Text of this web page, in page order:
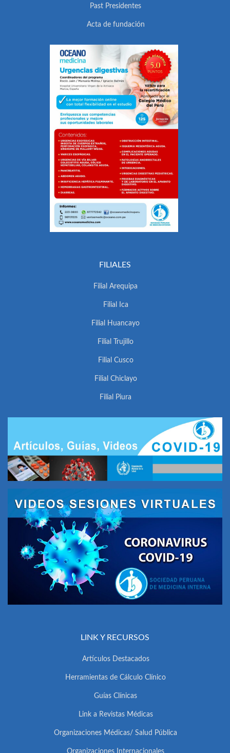
Past Presidentes
Acta de fundación
FILIALES
Filial Arequipa
Filial Ica
Filial Huancayo
Filial Trujillo
Filial Cusco
Filial Chiclayo
Filial Piura
LINK Y RECURSOS
Artículos Destacados
Herramientas de Cálculo Clínico
Guías Clínicas
Link a Revistas Médicas
Organizaciones Médicas/ Salud Pública